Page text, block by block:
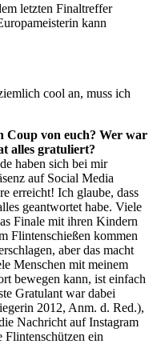
letzten Finaltreffer
kann
cool an, muss ich
Coup von euch? Wer war
alles gratuliert?
haben sich bei mir
auf Social Media
erreicht! Ich glaube, dass
geantwortet habe. Viele
Finale mit ihren Kindern
Flintenschießen kommen
aber das macht
Menschen mit meinem
bewegen kann, ist einfach
Gratulant war dabei
2012, Anm. d. Red.),
Nachricht auf Instagram
Flintenschützen ein